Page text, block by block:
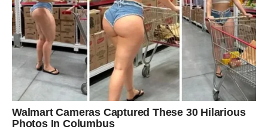
opterećenja. Zvezde savetuju više sna, laganu ishranu i
boravak u prirodi.
Ne ignorišite signale tela – ono vam jasno pokazuje kada
ste prešli granicu.